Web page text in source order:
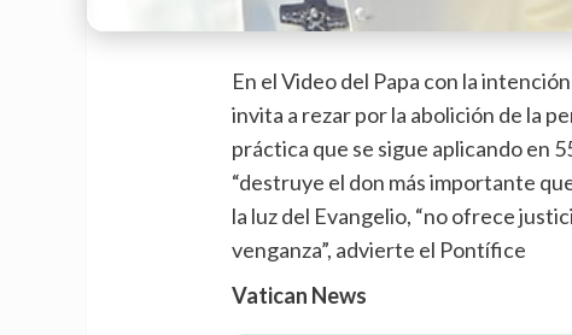
En el Video del Papa con la
invita a rezar por la abolición de la
práctica que se sigue aplicando en
“destruye el don más importante
la luz del Evangelio, “no ofrece
venganza”, advierte el Pontífice
Vatican News